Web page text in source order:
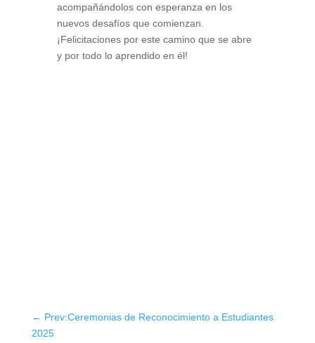
acompañándolos con esperanza en los
nuevos desafíos que comienzan.
¡Felicitaciones por este camino que se abre
y por todo lo aprendido en él!
← Prev:Ceremonias de Reconocimiento a Estudiantes
2025